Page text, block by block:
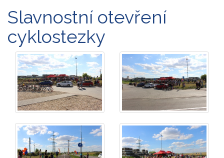
Slavnostní otevření
cyklostezky